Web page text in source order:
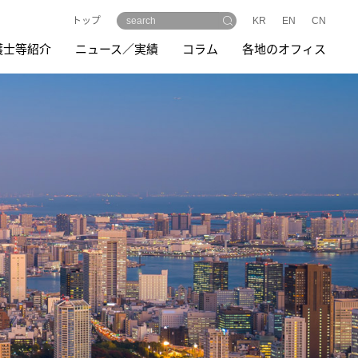
トップ CN
EN
KR
士等紹介 ニュース／実績 コラム 各地のオフィス